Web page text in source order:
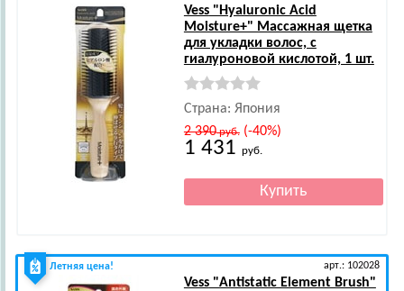
Vess"Hyaluronic Acid
Moisture+" Массажная щетка
для укладки волос, с
гиалуроновой кислотой, 1 шт.
Страна: Япония
2 390руб.(-40%)
1 431 руб.
Летняя цена! арт.: 102028
Vess"Antistatic Element Brush"